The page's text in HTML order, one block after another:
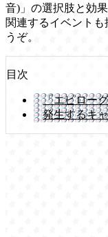
音)」の選択肢と効
関連するイベント
うぞ。
目次
「エピロー
発生するキ